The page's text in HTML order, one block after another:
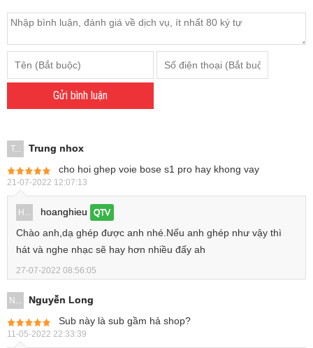
Gửi bình luận
T...
Trung nhox
cho hoi ghep voie bose s1 pro hay khong vay
21-07-2022 12:07:13
H... hoanghieu QTV
Chào anh,dạ ghép được anh nhé.Nếu anh ghép như vậy thì
hát và nghe nhạc sẽ hay hơn nhiều đấy ah
27-07-2022 08:56:05
N...
Nguyễn Long
Sub này là sub gầm hả shop?
11-05-2022 22:33:39